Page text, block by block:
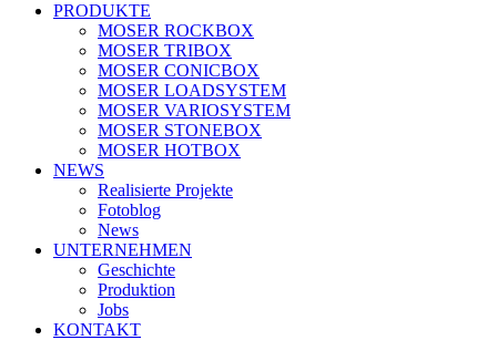
PRODUKTE
MOSER ROCKBOX
MOSER TRIBOX
MOSER CONICBOX
MOSER LOADSYSTEM
MOSER VARIOSYSTEM
MOSER STONEBOX
MOSER HOTBOX
NEWS
Realisierte Projekte
Fotoblog
News
UNTERNEHMEN
Geschichte
Produktion
Jobs
KONTAKT